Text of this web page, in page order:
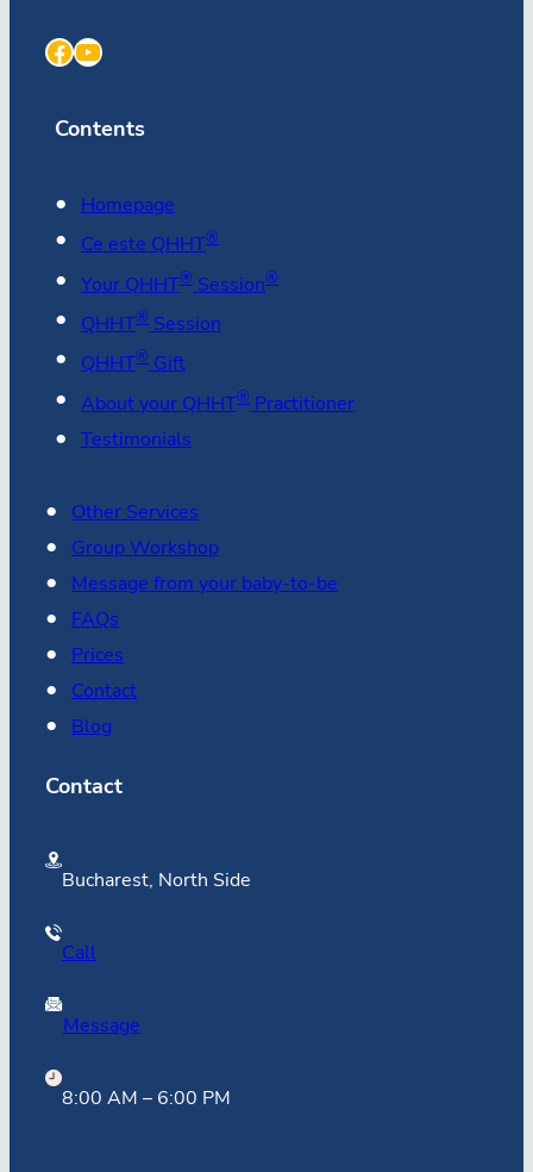
Facebook YouTube
Contents
Homepage
Ce este QHHT®
Your QHHT® Session®
QHHT® Session
QHHT®Gift
About your QHHT® Practitioner
Testimonials
Other Services
Group Workshop
Message from your baby-to-be
FAQs
Prices
Contact
Blog
Contact
Bucharest, North Side
Call
Message
8:00 AM – 6:00 PM